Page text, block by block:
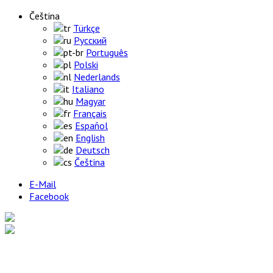
Čeština
Türkçe
Русский
Português
Polski
Nederlands
Italiano
Magyar
Français
Español
English
Deutsch
Čeština
E-Mail
Facebook